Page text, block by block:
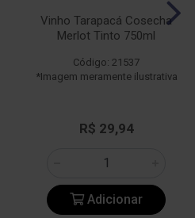
Vinho Tarapacá Cosecha
Merlot Tinto 750ml
Código: 21537
*Imagem meramente ilustrativa
R$ 29,94
Adicionar